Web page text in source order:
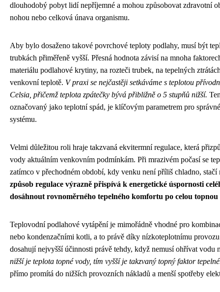
dlouhodobý pobyt lidí nepříjemné a mohou způsobovat zdravotní
nohou nebo celková únava organismu.
Aby bylo dosaženo takové povrchové teploty podlahy, musí být
trubkách přiměřeně vyšší. Přesná hodnota závisí na mnoha
materiálu podlahové krytiny, na rozteči trubek, na tepelných
venkovní teplotě. V praxi se nejčastěji setkáváme s teplotou
Celsia, přičemž teplota zpátečky bývá přibližně o 5 stupňů nižší.
označovaný jako teplotní spád, je klíčovým parametrem pro
systému.
Velmi důležitou roli hraje takzvaná ekvitermní regulace, která
vody aktuálním venkovním podmínkám. Při mrazivém počasí se
zatímco v přechodném období, kdy venku není příliš chladno,
způsob regulace výrazně přispívá k energetické úspornosti
dosáhnout rovnoměrného tepelného komfortu po celou topnou
Teplovodní podlahové vytápění je mimořádně vhodné pro
nebo kondenzačními kotli, a to právě díky nízkoteplotnímu
dosahují nejvyšší účinnosti právě tehdy, když nemusí ohřívat vodu
nižší je teplota topné vody, tím vyšší je takzvaný topný faktor
přímo promítá do nižších provozních nákladů a menší spotřeby